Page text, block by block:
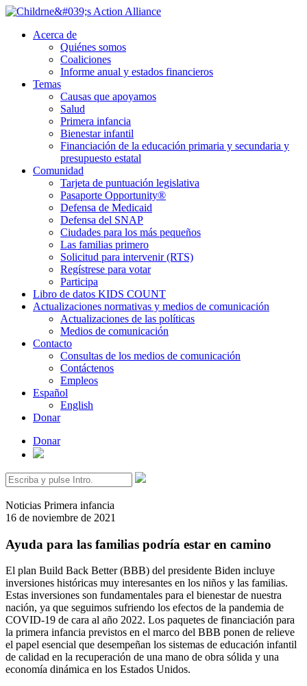
Ir
contenidoAcerca de
Quiénes somos
Coaliciones
Informe anual y estados financieros
Temas
Causas que apoyamos
Salud
Primera infancia
Bienestar infantil
Financiación de la educación primaria y secundaria y
presupuesto estatal
Comunidad
Tarjeta de puntuación legislativa
Pasaporte Opportunity®
Defensa de Medicaid
Defensa del SNAP
Ciudades para los más pequeños
Las familias primero
Solicitud para intervenir (RTS)
Regístrese para votar
Participa
Libro de datos KIDS COUNT
Actualizaciones normativas y medios de comunicación
Actualizaciones de las políticas
Medios de comunicación
Contacto
Consultas de los medios de comunicación
Contáctenos
Empleos
Español
English
Donar
Donar
Buscar:
Noticias Primera infancia
16 de noviembre de 2021
Ayuda para las familias podría estar en camino
El plan Build Back Better (BBB) del presidente Biden incluye
inversiones históricas muy interesantes en los niños y las familias.
Estas inversiones son fundamentales para el bienestar de nuestra
nación, ya que seguimos sufriendo los efectos de la pandemia de
COVID-19 de cara al año 2022. Los paquetes de financiación para
la primera infancia previstos en el marco del BBB ponen de relieve
el papel esencial que desempeñan los sistemas de educación infantil
de calidad en la recuperación de una mano de obra sólida y una
economía dinámica en los Estados Unidos.